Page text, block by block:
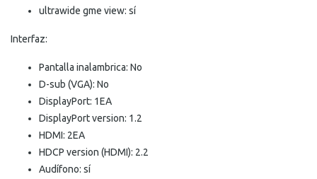
ultrawide gme view: sí
Interfaz:
Pantalla inalambrica: No
D-sub (VGA): No
DisplayPort: 1EA
DisplayPort version: 1.2
HDMI: 2EA
HDCP version (HDMI): 2.2
Audífono: sí